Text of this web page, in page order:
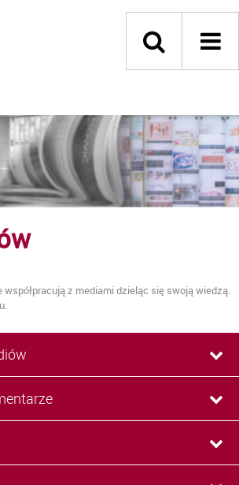
współpracują z mediami dzieląc się swoją wiedzą.